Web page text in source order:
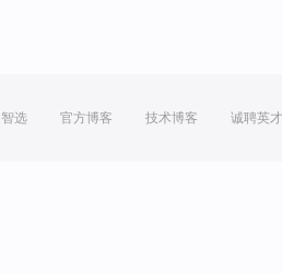
选 官方博客 技术博客 诚聘英才